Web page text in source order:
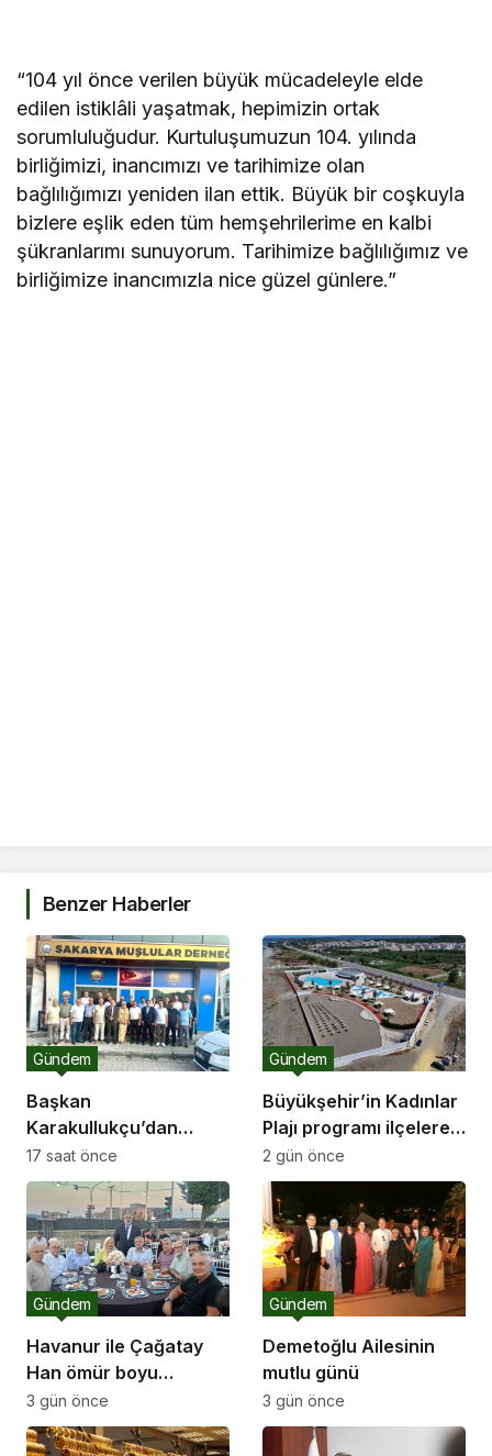
“104 yıl önce verilen büyük mücadeleyle elde
edilen istiklâli yaşatmak, hepimizin ortak
sorumluluğudur. Kurtuluşumuzun 104. yılında
birliğimizi, inancımızı ve tarihimize olan
bağlılığımızı yeniden ilan ettik. Büyük bir coşkuyla
bizlere eşlik eden tüm hemşehrilerime en kalbi
şükranlarımı sunuyorum. Tarihimize bağlılığımız ve
birliğimize inancımızla nice güzel günlere.”
Benzer Haberler
Başkan
Karakullukçu’dan
Sakarya Muşlular
Derneği’ne ziyaret
Gündem
17 saat önce
Büyükşehir’in Kadınlar
Plajı programı ilçelere
açılıyor
Gündem
2 gün önce
Havanur ile Çağatay
Han ömür boyu
mutluluğa “Evet” dedi
Gündem
3 gün önce
Demetoğlu Ailesinin
mutlu günü
Gündem
3 gün önce